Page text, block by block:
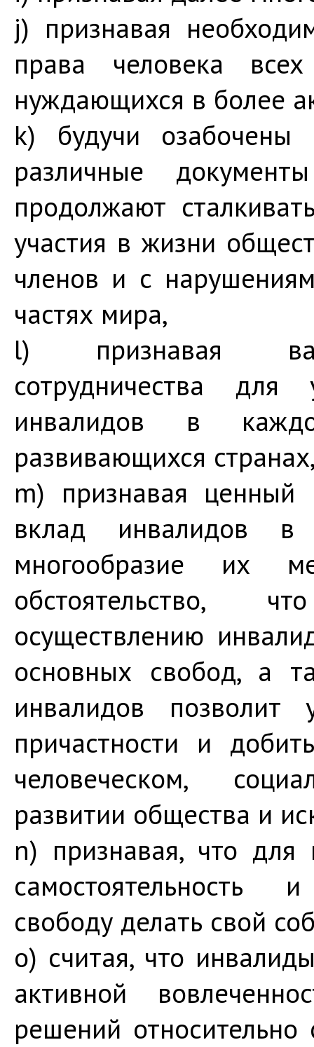
j) признавая
права человека
нуждающихся в более
k) будучи
различные
продолжают
участия в жизни
членов и с
частях мира,
l) признавая
сотрудничества
инвалидов в
развивающихся
m) признавая
вклад инвалидов в
многообразие их
обстоятельство,
осуществлению
основных свобод, а
инвалидов
причастности и
человеческом,
развитии общества и
n) признавая, что
самостоятельность
свободу делать свой
o) считая, что
активной
решений